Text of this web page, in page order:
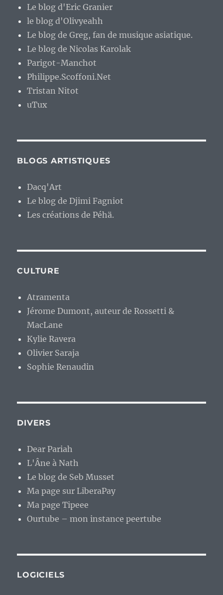
Le blog d'Eric Granier
le blog d'Olivyeahh
Le blog de Greg, fan de musique asiatique.
Le blog de Nicolas Karolak
Parigot-Manchot
Philippe.Scoffoni.Net
Tristan Nitot
uTux
BLOGS ARTISTIQUES
Dacq'Art
Le blog de Djimi Fagniot
Les créations de Péhä.
CULTURE
Atramenta
Jérome Dumont, auteur de Rossetti &
MacLane
Kylie Ravera
Olivier Saraja
Sophie Renaudin
DIVERS
Dear Pariah
L'Âne à Nath
Le blog de Seb Musset
Ma page sur LiberaPay
Ma page Tipeee
Ourtube – mon instance peertube
LOGICIELS